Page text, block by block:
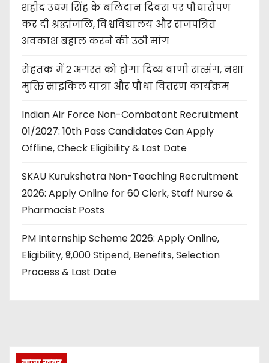
शहीद उधम सिंह के बलिदान दिवस पर पौधारोपण
कर दी श्रद्धांजलि, विश्वविद्यालय और राजपत्रित
अवकाश बहाल करने की उठी मांग
रोहतक में 2 अगस्त को होगा दिव्य वाणी सत्संग, नशा
मुक्ति साइकिल यात्रा और पौधा वितरण कार्यक्रम
Indian Air Force Non-Combatant Recruitment
01/2027: 10th Pass Candidates Can Apply
Offline, Check Eligibility & Last Date
SKAU Kurukshetra Non-Teaching Recruitment
2026: Apply Online for 60 Clerk, Staff Nurse &
Pharmacist Posts
PM Internship Scheme 2026: Apply Online,
Eligibility, ₹9,000 Stipend, Benefits, Selection
Process & Last Date